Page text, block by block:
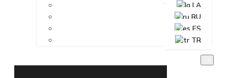
LA
RU
ES
TR